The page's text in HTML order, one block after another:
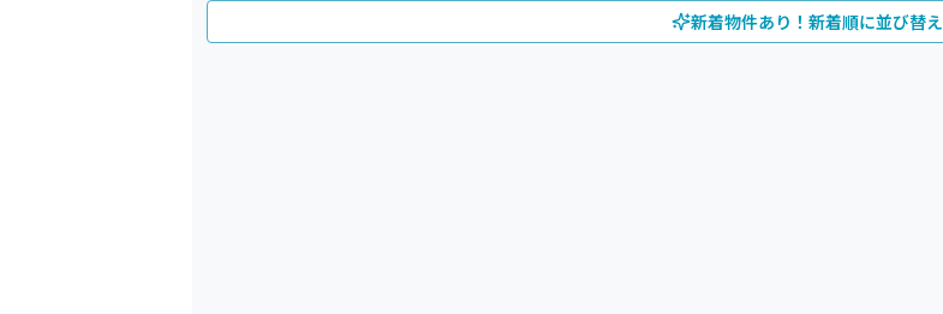
新着物件あり！新着順に並び替え